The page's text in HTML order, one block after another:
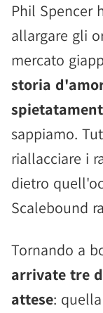
Phil Spencer
allargare gli
mercato
storia
sappiamo.
riallacciare i
dietro
Scalebound
Tornando a
arrivate tre
attese: